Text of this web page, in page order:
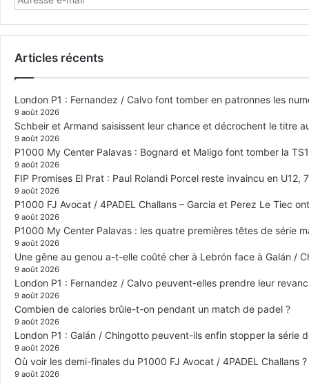
Articles récents
London P1 : Fernandez / Calvo font tomber en patronnes les
9 août 2026
Schbeir et Armand saisissent leur chance et décrochent le titre
9 août 2026
P1000 My Center Palavas : Bognard et Maligo font tomber la
9 août 2026
FIP Promises El Prat : Paul Rolandi Porcel reste invaincu en U12,
9 août 2026
P1000 FJ Avocat / 4PADEL Challans – Garcia et Perez Le Tiec
9 août 2026
P1000 My Center Palavas : les quatre premières têtes de série
9 août 2026
Une gêne au genou a-t-elle coûté cher à Lebrón face à Galán /
9 août 2026
London P1 : Fernandez / Calvo peuvent-elles prendre leur
9 août 2026
Combien de calories brûle-t-on pendant un match de padel ?
9 août 2026
London P1 : Galán / Chingotto peuvent-ils enfin stopper la série
9 août 2026
Où voir les demi-finales du P1000 FJ Avocat / 4PADEL Challans ?
9 août 2026